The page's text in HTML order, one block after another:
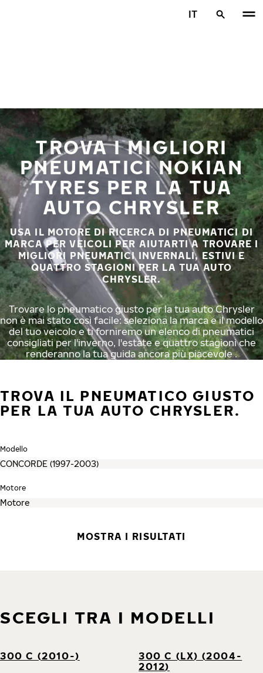
IT
TROVA I MIGLIORI
PNEUMATICI NOKIAN
TYRES PER LA TUA
AUTO CHRYSLER
USA IL MOTORE DI RICERCA DI PNEUMATICI DI
MARCA PER VEICOLI PER AIUTARTI A TROVARE I
MIGLIORI PNEUMATICI INVERNALI, ESTIVI E
QUATTRO STAGIONI PER LA TUA AUTO
CHRYSLER.
Trovare lo pneumatico giusto per la tua auto Chrysler
non è mai stato così facile: seleziona la marca e il modello
del tuo veicolo e ti forniremo un elenco di pneumatici
consigliati per l'inverno, l'estate e quattro stagioni che
renderanno la tua guida ancora più piacevole .
TROVA IL PNEUMATICO GIUSTO
PER LA TUA AUTO CHRYSLER.
Modello
Motore
MOSTRA I RISULTATI
SCEGLI TRA I MODELLI
300 C (2010-)
300 C (LX) (2004-
2012)